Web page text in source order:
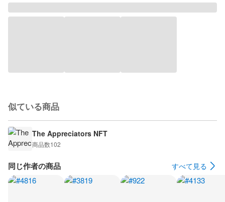
似ている商品
The Appreciators NFT
商品数102
同じ作者の商品 すべて見る